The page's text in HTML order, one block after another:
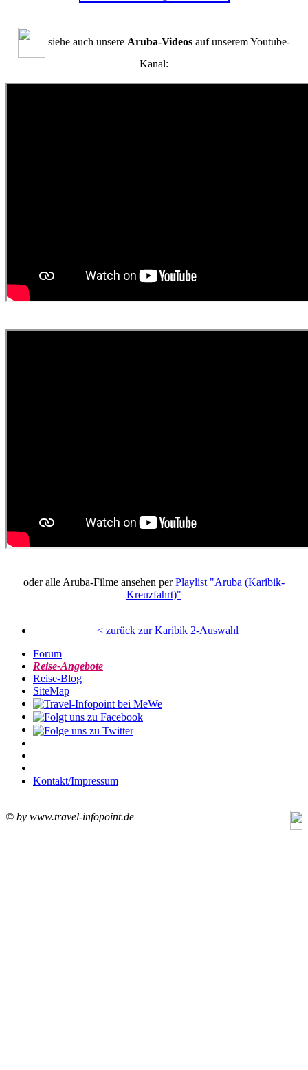
siehe auch unsere Aruba-Videos auf unserem Youtube-
Kanal:
oder alle Aruba-Filme ansehen perPlaylist "Aruba (Karibik-
Kreuzfahrt)"
< zurück zur Karibik 2-Auswahl
Forum
Reise-Angebote
Reise-Blog
SiteMap
Kontakt/Impressum
© by www.travel-infopoint.de